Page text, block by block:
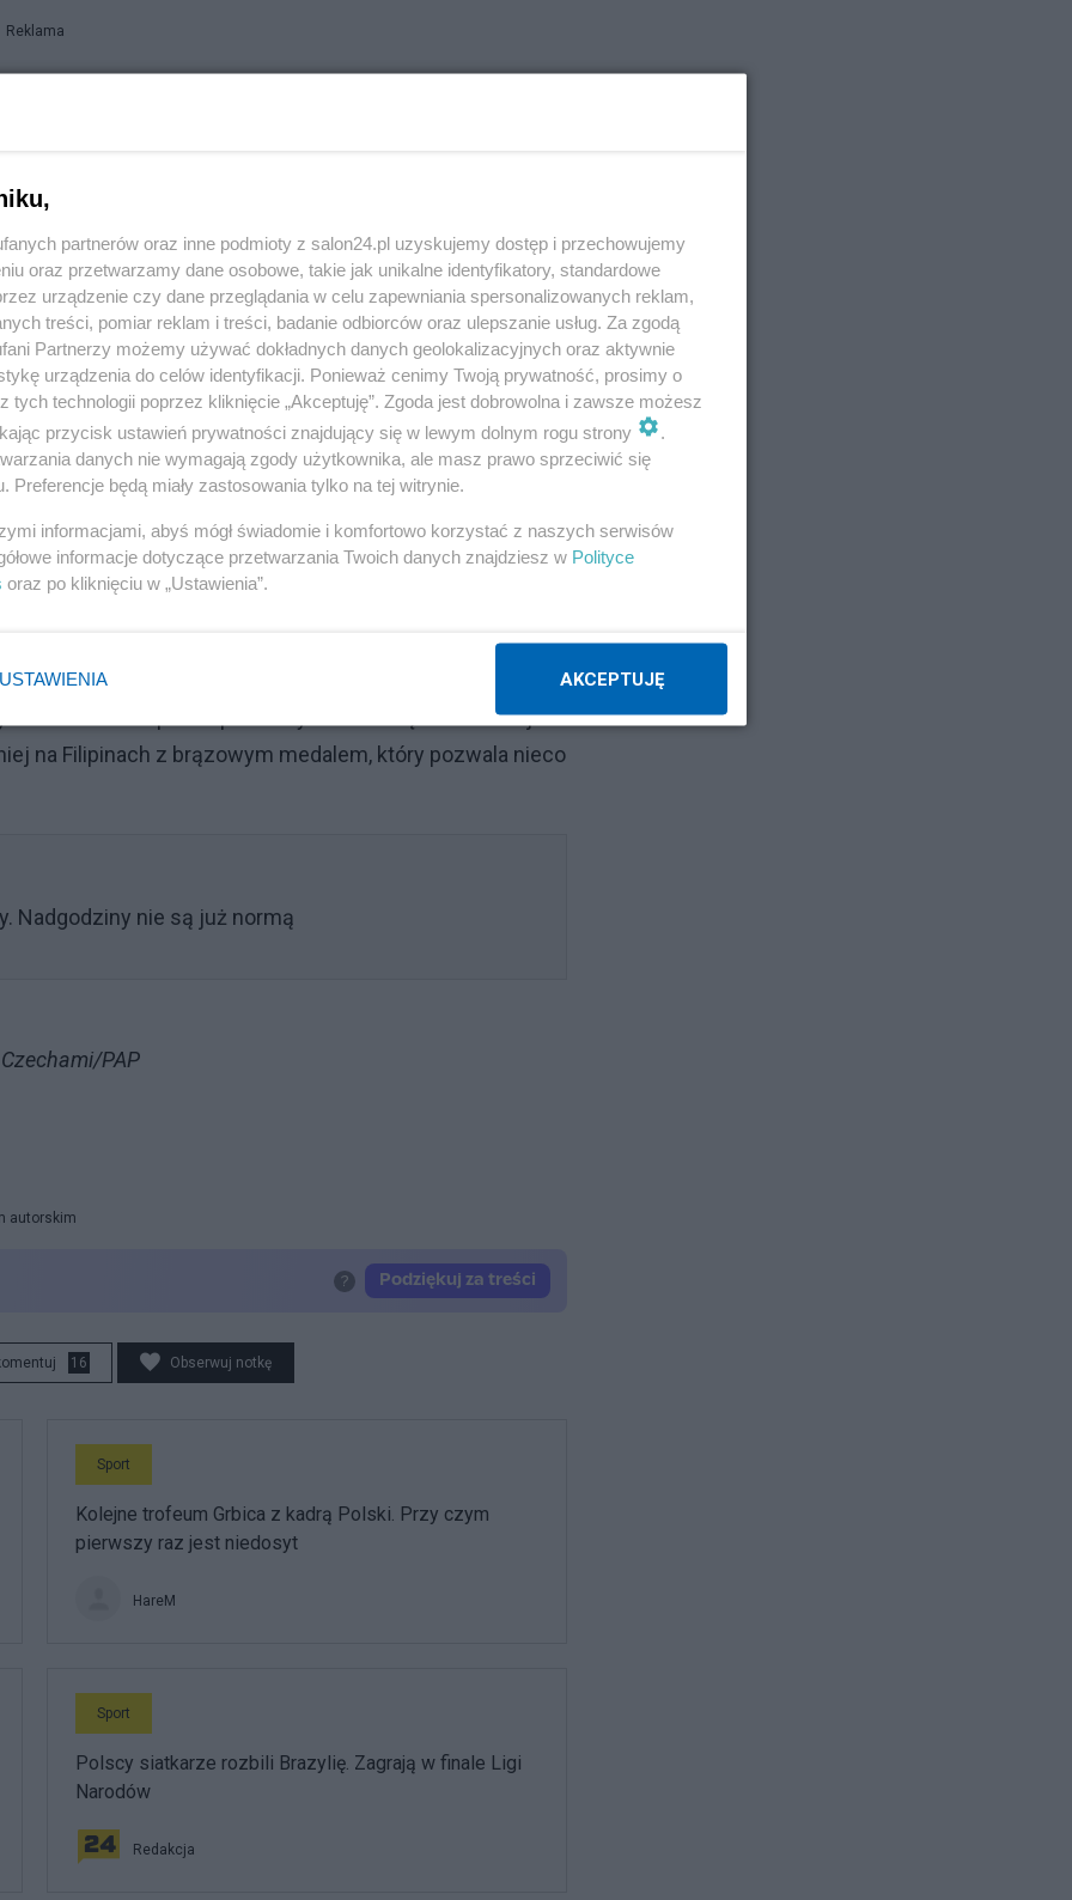
Reklama
liderami światowego rankingu i świeżymi zwycięzcami
który stracili trzy lata temu w Katowicach na rzecz
Italii, przegrywając 0:3. Była to sensacja
jako lepsza drużyna.
pierzesz mózgi przyzwoitym ludziom w partii"
Bartosza Kurka, który z powodu kontuzji mięśni
Jego miejsce zajął debiutujący w tej imprezie Kewin
brąz odegrał ważną rolę.
sukcesem – po raz pierwszy znaleźli się w czołowej
na Filipinach z brązowym medalem, który pozwala nieco
Nadgodziny nie są już normą
PAP
autorskim
16 Obserwuj notkę
Sport
Kolejne trofeum Grbica z kadrą Polski. Przy czym
pierwszy raz jest niedosyt
HareM
Sport
Polscy siatkarze rozbili Brazylię. Zagrają w finale Ligi
Narodów
Redakcja
partnerów oraz inne podmioty z salon24.pl uzyskujemy dostęp i przechowujemy
oraz przetwarzamy dane osobowe, takie jak unikalne identyfikatory, standardowe
urządzenie czy dane przeglądania w celu zapewniania spersonalizowanych reklam,
treści, pomiar reklam i treści, badanie odbiorców oraz ulepszanie usług. Za zgodą
Partnerzy możemy używać dokładnych danych geolokalizacyjnych oraz aktywnie
urządzenia do celów identyfikacji. Ponieważ cenimy Twoją prywatność, prosimy o
tych technologii poprzez kliknięcie „Akceptuję”. Zgoda jest dobrowolna i zawsze możesz
przycisk ustawień prywatności znajdujący się w lewym dolnym rogu strony
.
danych nie wymagają zgody użytkownika, ale masz prawo sprzeciwić się
Preferencje będą miały zastosowania tylko na tej witrynie.
informacjami, abyś mógł świadomie i komfortowo korzystać z naszych serwisów
informacje dotyczące przetwarzania Twoich danych znajdziesz w Polityce
oraz po kliknięciu w „Ustawienia”.
USTAWIENIA AKCEPTUJĘ